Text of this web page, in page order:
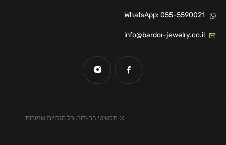
WhatsApp: 055-5590021
info@bardor-jewelry.co.il
© תכשיטי בר-דור. כל הזכויות שמורות